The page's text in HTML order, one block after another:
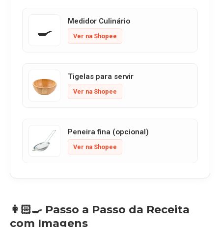
🍳 Medidor Culinário
Ver na Shopee
Tigelas para servir
Ver na Shopee
Peneira fina (opcional)
Ver na Shopee
👩🏻‍🍳 Passo a Passo da Receita
com Imagens